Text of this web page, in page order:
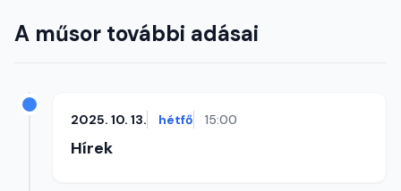
A műsor további adásai
2025. 10. 13. hétfő 15:00
Hírek